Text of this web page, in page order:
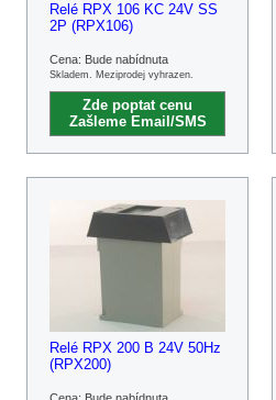
Relé RPX 106 KC 24V SS
2P (RPX106)
Cena: Bude nabídnuta
Skladem. Meziprodej vyhrazen.
Zde poptat cenu
Zašleme Email/SMS
Relé RPX 200 B 24V 50Hz
(RPX200)